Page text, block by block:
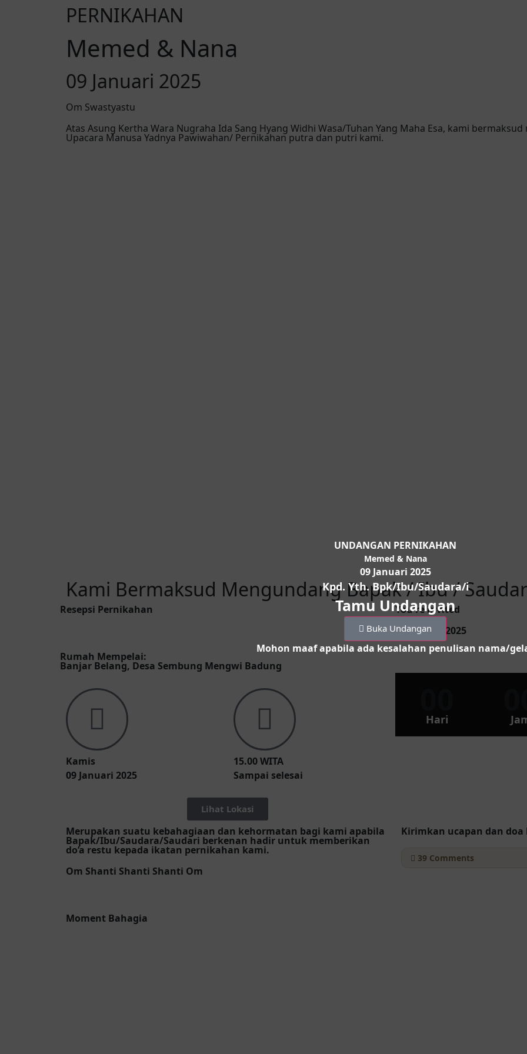
PERNIKAHAN
Memed & Nana
09 Januari 2025
Om Swastyastu
Atas Asung Kertha Wara Nugraha Ida Sang Hyang Widhi Wasa/Tuhan Yang Maha Esa, kami
Upacara Manusa Yadnya Pawiwahan/ Pernikahan putra dan putri kami.
Kami Bermaksud Mengundang Bapak / Ibu /
Resepsi Pernikahan
Rumah Mempelai:
Banjar Belang, Desa Sembung Mengwi Badung
Kamis
09 Januari 2025
15.00 WITA
Sampai selesai
Lihat Lokasi
You're invited
09 Januari 2025
Hari
Merupakan suatu kebahagiaan dan kehormatan bagi kami apabila
Bapak/Ibu/Saudara/Saudari berkenan hadir untuk memberikan
do’a restu kepada ikatan pernikahan kami.
Om Shanti Shanti Shanti Om
Kirimkan ucapan dan doa
39 Comments
Moment Bahagia
UNDANGAN PERNIKAHAN
Memed & Nana
09 Januari 2025
Kpd. Yth. Bpk/Ibu/Saudara/i
Tamu Undangan
Buka Undangan
Mohon maaf apabila ada kesalahan penulisan nama/